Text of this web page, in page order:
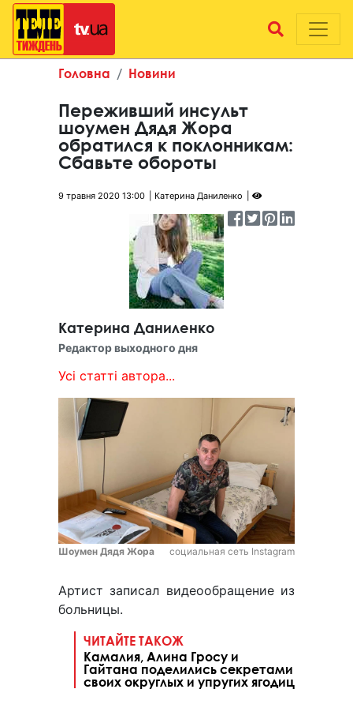
Головна Новини
Переживший инсульт
шоумен Дядя Жора
обратился к поклонникам:
Сбавьте обороты
9 травня 2020 13:00 Катерина Даниленко
Катерина Даниленко
Редактор выходного дня
Усі статті автора...
Шоумен Дядя Жора социальная сеть Instagram
Артист записал видеообращение из
больницы.
ЧИТАЙТЕ ТАКОЖ
Камалия, Алина Гросу и
Гайтана поделились секретами
своих округлых и упругих ягодиц